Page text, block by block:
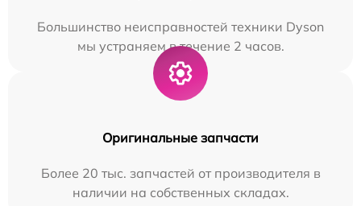
Большинство неисправностей техники Dyson
мы устраняем в течение 2 часов.
Оригинальные запчасти
Более 20 тыс. запчастей от производителя в
наличии на собственных складах.